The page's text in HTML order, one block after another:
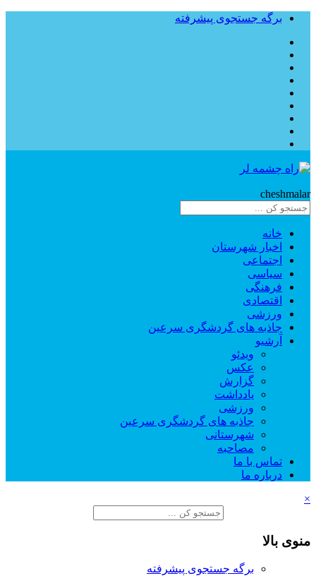
برگه جستجوی پیشرفته
cheshmalar
خانه
اخبار شهرستان
اجتماعی
سیاسی
فرهنگی
اقتصادی
ورزشی
جاذبه های گردشگری سرعین
آرشیو
ویدئو
عکس
گزارش
یادداشت
ورزشی
جاذبه های گردشگری سرعین
شهرستانی
مصاحبه
تماس با ما
درباره ما
×
منوی بالا
برگه جستجوی پیشرفته